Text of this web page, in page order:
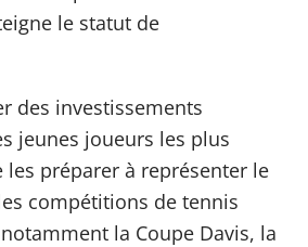
le statut de
des investissements
jeunes joueurs les plus
préparer à représenter le
compétitions de tennis
la Coupe Davis, la